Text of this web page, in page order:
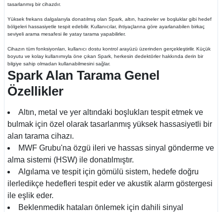
tasarlanmış bir cihazdır.
Yüksek frekans dalgalarıyla donatılmış olan Spark, altın, hazineler ve boşluklar gibi hedef
bölgeleri hassasiyetle tespit edebilir. Kullanıcılar, ihtiyaçlarına göre ayarlanabilen birkaç
seviyeli arama mesafesi ile yatay tarama yapabilirler.
Cihazın tüm fonksiyonları, kullanıcı dostu kontrol arayüzü üzerinden gerçekleştirilir. Küçük
boyutu ve kolay kullanımıyla öne çıkan Spark, herkesin dedektörler hakkında derin bir
bilgiye sahip olmadan kullanabilmesini sağlar.
Spark Alan Tarama Genel
Özellikler
Altın, metal ve yer altındaki boşlukları tespit etmek ve
bulmak için özel olarak tasarlanmış yüksek hassasiyetli bir
alan tarama cihazı.
MWF Grubu'na özgü ileri ve hassas sinyal gönderme ve
alma sistemi (HSW) ile donatılmıştır.
Algılama ve tespit için gömülü sistem, hedefe doğru
ilerledikçe hedefleri tespit eder ve akustik alarm göstergesi
ile eşlik eder.
Beklenmedik hataları önlemek için dahili sinyal
& Buluntu Kesesi & Kılıflar